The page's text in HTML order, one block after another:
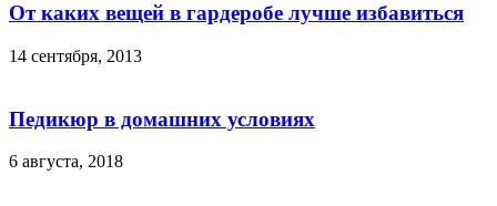
От каких вещей в гардеробе лучше избавиться
14 сентября, 2013
Педикюр в домашних условиях
6 августа, 2018